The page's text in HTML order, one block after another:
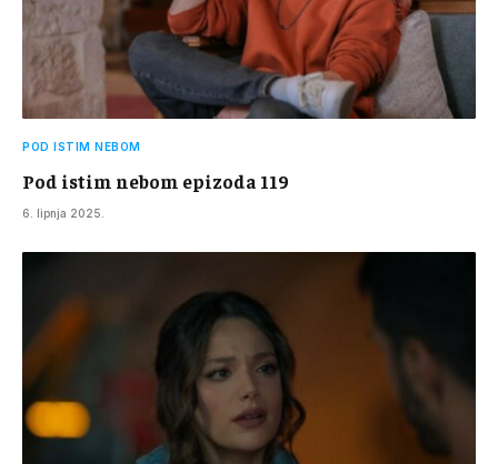
POD ISTIM NEBOM
Pod istim nebom epizoda 119
6. lipnja 2025.